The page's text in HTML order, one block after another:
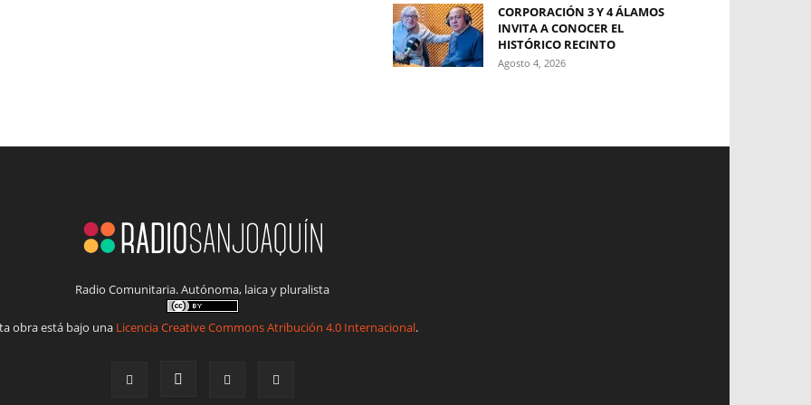
CORPORACIÓN 3 Y 4 ÁLAMOS
INVITA A CONOCER EL
HISTÓRICO RECINTO
Agosto 4, 2026
Radio Comunitaria. Autónoma, laica y pluralista
obra está bajo una Licencia Creative Commons Atribución 4.0 Internacional.